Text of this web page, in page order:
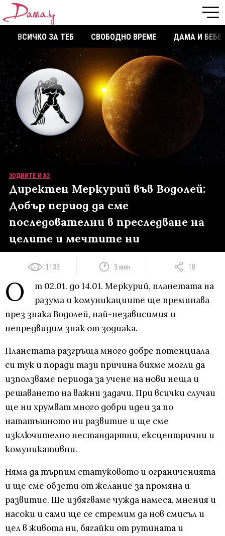
ВСИЧКО ЗА ТЕБ СВОБОДНО ВРЕМЕ ДАМА И БЕБЕ
ЗОДИИТЕ И АЗ
Директен Меркурий във Водолей:
Добър период да сме
последователни в преследване на
целите и мечтите ни
1133 3 мин 18
О
т 02.01. до 14.01. Меркурий, планетата на
разума и комуникациите ще преминава
през знака Водолей, най-независимия и
непредвидим знак от зодиака.
Планетата разгръща много добре потенциала
си тук и поради тази причина бихме могли да
използваме периода за учене на нови неща и
решаването на важни задачи. При всички случаи
ще ни хрумват много добри идеи за по
нататъшното ни развитие и ще сме
изключително нестандартни, ексцентрични и
комуникативни.
Няма да търпим статуковото и ограниченията
и ще сме обзети от желание за промяна и
развитие. Ще избягваме чужда намеса, мнения и
насоки и сами ще се стремим да нов смисъл и
цел в живота ни, бягайки от рутината и